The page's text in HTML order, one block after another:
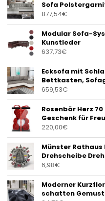
Sofa
877,54€
Modular Sofa-
Kunstleder
637,73€
Ecksofa mit
Bettkasten,
659,53€
Rosenbär Herz
Geschenk für
220,00€
Münster
Drehscheibe
6,98€
Moderner
schatten